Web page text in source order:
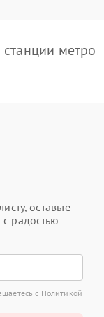
метро
оставьте
радостью
с Политикой